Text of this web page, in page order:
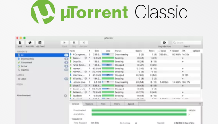
µTorrent Classic